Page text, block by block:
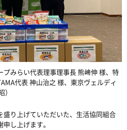
プみらい代表理事理事長熊﨑伸 様、特
代表 神山治之 様、東京ヴェルディ
り上げていただいた、生活協同組合
し上げます。